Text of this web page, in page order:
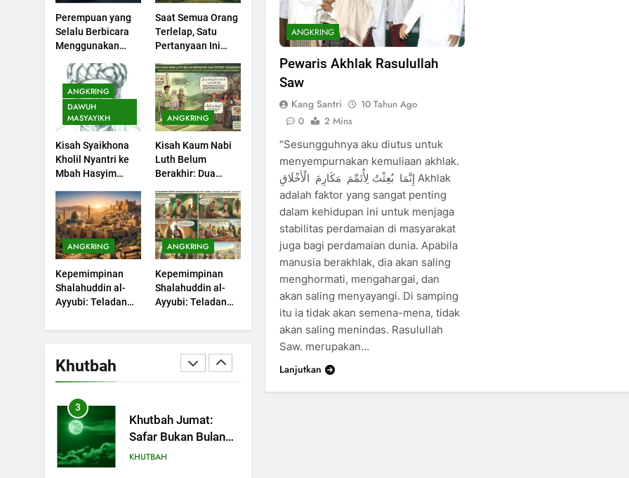
Perempuan yang
Selalu Berbicara
Menggunakan
Saat Semua Orang
Terlelap, Satu
Pertanyaan Ini
Sebuah Maksiat
ANGKRING
DAWUH
MASYAYIKH
Kisah Syaikhona
Kholil Nyantri ke
Mbah Hasyim
ANGKRING
Kisah Kaum Nabi
Luth Belum
Berakhir: Dua
yang Kini Kembali
Terjadi
ANGKRING
Kepemimpinan
Shalahuddin al-
Ayyubi: Teladan
Dipelajari oleh
Sekarang (2)
ANGKRING
Kepemimpinan
Shalahuddin al-
Ayyubi: Teladan
Dipelajari oleh
Sekarang (1)
Khutbah
200
Khutbah jumat:
Sejarah Seebagai
Pembangkit Jiwa
201
Khutbah Jumat :
Supaya Amal Bisa
Diterima
202
Khutbah Jumat:
Bulan Muharram
Bulan Bersejarah
KHUTBAH
1
Khutbah Jumat:
Melihat Limpahan
Nikmat Allah
KHUTBAH
2
Ketaatan, Kebaikan
dan Pengaruhnya
3
Khutbah Jumat:
Safar Bukan Bulan
Sial
KHUTBAH
ANGKRING
Pewaris Akhlak Rasulullah
Saw
Kang Santri
10 Tahun Ago
0
2 Mins
“Sesungguhnya aku diutus untuk
menyempurnakan kemuliaan akhlak.
إِنَّمَا بُعِثْتُ لِأُتَمِّمَ مَكَارِمَ الْأَخْلَاقِ Akhlak
adalah faktor yang sangat penting
dalam kehidupan ini untuk menjaga
stabilitas perdamaian di masyarakat
juga bagi perdamaian dunia. Apabila
manusia berakhlak, dia akan saling
menghormati, mengahargai, dan
akan saling menyayangi. Di samping
itu ia tidak akan semena-mena, tidak
akan saling menindas. Rasulullah
Saw. merupakan…
Lanjutkan